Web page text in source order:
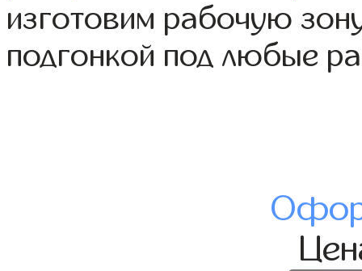
изготовим рабочую
подгонкой под любые